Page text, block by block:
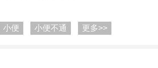
小便 小便不通 更多>>